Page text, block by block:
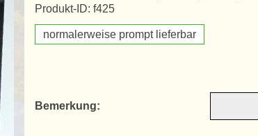
Produkt-ID: f425
normalerweise prompt lieferbar
Bemerkung: